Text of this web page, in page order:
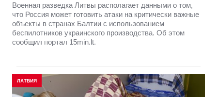
Военная разведка Литвы располагает данными о том,
что Россия может готовить атаки на критически важные
объекты в странах Балтии с использованием
беспилотников украинского производства. Об этом
сообщил портал 15min.lt.
ЛАТВИЯ